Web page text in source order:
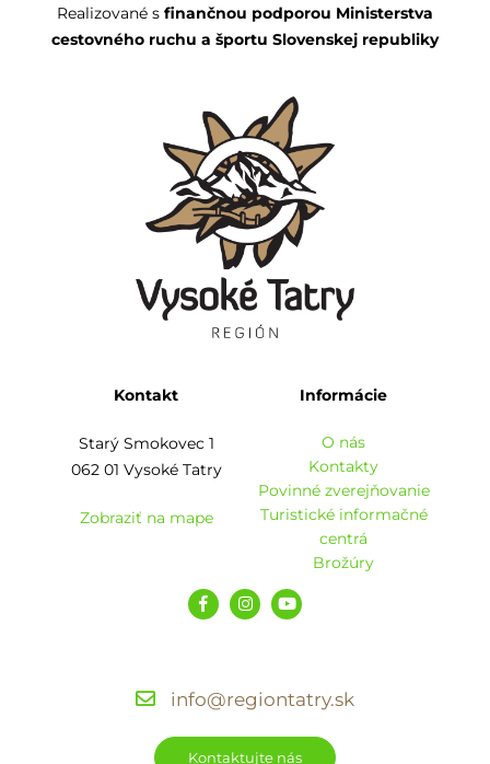
Realizované s finančnou podporou Ministerstva
cestovného ruchu a športu Slovenskej republiky
Kontakt
Starý Smokovec 1
062 01 Vysoké Tatry
Zobraziť na mape
Informácie
O nás
Kontakty
Povinné zverejňovanie
Turistické informačné
centrá
Brožúry
info@regiontatry.sk
Kontaktujte nás